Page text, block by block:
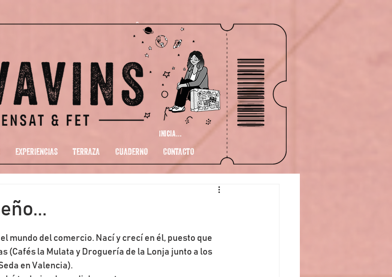
EXPERIENCIAS TERRAZA CUADERNO CONTACTO
Iniciar sesión
mundo del comercio. Nací y crecí en él, puesto que
(Cafés la Mulata y Droguería de la Lonja junto a los
en Valencia).